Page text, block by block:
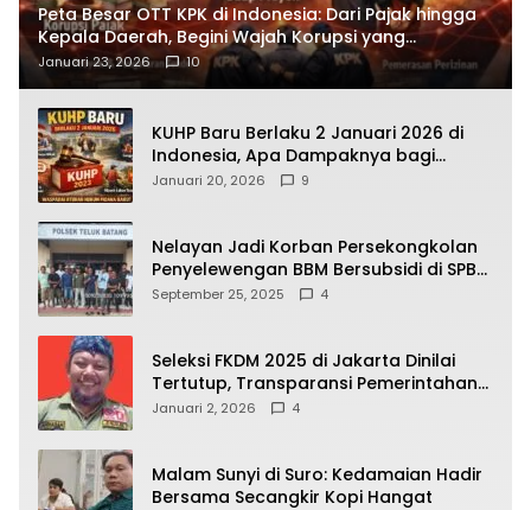
Peta Besar OTT KPK di Indonesia: Dari Pajak hingga
Kepala Daerah, Begini Wajah Korupsi yang
Terbongkar
Januari 23, 2026 10
KUHP Baru Berlaku 2 Januari 2026 di
Indonesia, Apa Dampaknya bagi
Kehidupan Warga? Ini Aturan Kunci
Januari 20, 2026 9
Nelayan Jadi Korban Persekongkolan
Penyelewengan BBM Bersubsidi di SPBU
64.78809 Teluk Batang
September 25, 2025 4
Seleksi FKDM 2025 di Jakarta Dinilai
Tertutup, Transparansi Pemerintahan
Pramono–Rano Dipertanyakan
Januari 2, 2026 4
Malam Sunyi di Suro: Kedamaian Hadir
Bersama Secangkir Kopi Hangat